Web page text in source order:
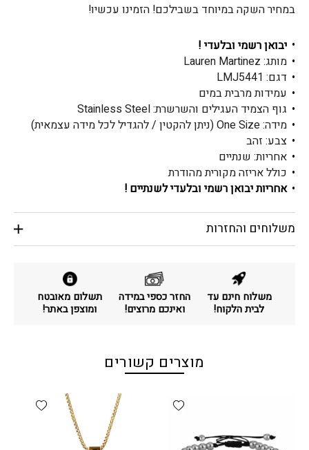
במחיר השקה במיוחד בשבילכם! הזמינו עכשיו!
יבואן רשמי ובלעדי !
מותג: Lauren Martinez
דגם: LMJ5441
עמידות מרבית במים
גוף הצמיד העגילים והשרשרת: Stainless Steel
מידה: One Size (ניתן להקטין / להגדיל לכל מידה עצמאית)
צבע: זהב
אחריות: שנתיים
כולל אריזה מקורית מהודרת
אחריות יבואן רשמי ובלעדי לשנתיים !
משלוחים והחזרות
משלוח חינם עד
לבית הלקוח!
החזר כספי במידה
ואינכם מרוצים!
תשלום מאובטח
ומוצפן באתר!
מוצרים קשורים
Add wishlist
wishlist